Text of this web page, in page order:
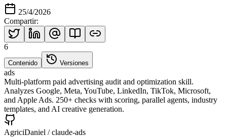
25/4/2026
Compartir:
6
Contenido Versiones
ads
Multi-platform paid advertising audit and optimization skill.
Analyzes Google, Meta, YouTube, LinkedIn, TikTok, Microsoft,
and Apple Ads. 250+ checks with scoring, parallel agents, industry
templates, and AI creative generation.
AgriciDaniel /claude-ads